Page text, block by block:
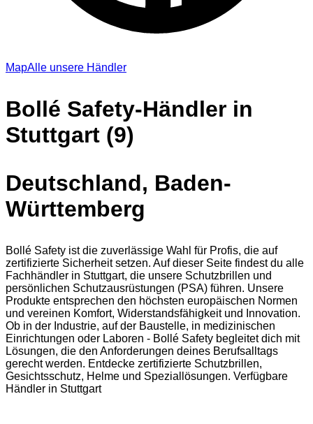
MapAlle unsere Händler
Bollé Safety-Händler in
Stuttgart (9)
Deutschland, Baden-
Württemberg
Bollé Safety ist die zuverlässige Wahl für Profis, die auf
zertifizierte Sicherheit setzen. Auf dieser Seite findest du alle
Fachhändler in Stuttgart, die unsere Schutzbrillen und
persönlichen Schutzausrüstungen (PSA) führen. Unsere
Produkte entsprechen den höchsten europäischen Normen
und vereinen Komfort, Widerstandsfähigkeit und Innovation.
Ob in der Industrie, auf der Baustelle, in medizinischen
Einrichtungen oder Laboren - Bollé Safety begleitet dich mit
Lösungen, die den Anforderungen deines Berufsalltags
gerecht werden. Entdecke zertifizierte Schutzbrillen,
Gesichtsschutz, Helme und Speziallösungen. Verfügbare
Händler in Stuttgart